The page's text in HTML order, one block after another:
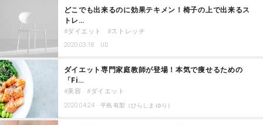
どこでも出来るのに効果テキメン！椅子の上で出来るス
トレ…
ダイエット ストレッチ
2020.03.18 UD
ダイエット専門家庭教師が登場！本気で痩せるための
「Fi…
美容 ダイエット
2020.04.24 平島 有梨（ひらしま ゆり）